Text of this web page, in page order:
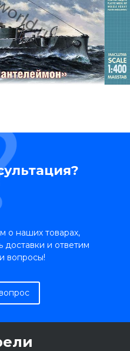
о наших товарах,
доставки и ответим
вопросы!